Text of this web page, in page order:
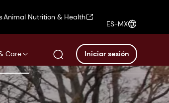
Animal Nutrition & Health
ES-MX
Care Iniciar sesión